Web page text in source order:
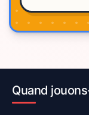
Quand